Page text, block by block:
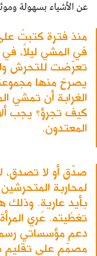
عن الأشياء بسهولة
منذ فترة كتبتُ
في المشي ليلاً،
تعرّضت للتحرش
يصرخ منها
الغرابة أن تمشي
كيف تجرؤ؟ يجب
المعتدون.
صدّق أو لا تصدق،
لمحاربة
بأيدٍ عارية. وذلك
تغطيته. عُري
دعم مؤسساتي
مصمّم على